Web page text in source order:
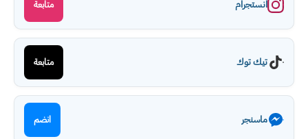
انستجرام متابعة
تيك توك متابعة
ماسنجر انضم